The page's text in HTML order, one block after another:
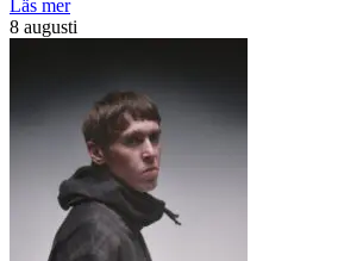
Läs mer
8 augusti